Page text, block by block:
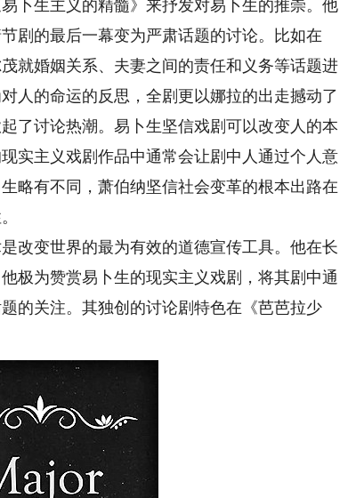
生主义的精髓》来抒发对易卜生的推崇。他
剧的最后一幕变为严肃话题的讨论。比如在
就婚姻关系、夫妻之间的责任和义务等话题进
人的命运的反思，全剧更以娜拉的出走撼动了
了讨论热潮。易卜生坚信戏剧可以改变人的本
实主义戏剧作品中通常会让剧中人通过个人意
略有不同，萧伯纳坚信社会变革的根本出路在
变世界的最为有效的道德宣传工具。他在长
极为赞赏易卜生的现实主义戏剧，将其剧中通
的关注。其独创的讨论剧特色在《芭芭拉少